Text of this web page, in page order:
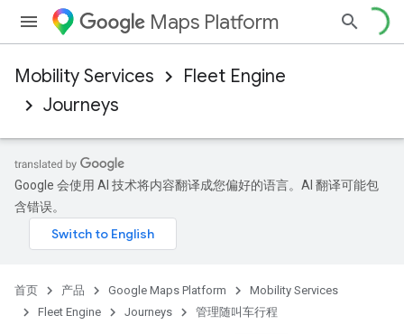
Maps Platform
Mobility Services
Fleet Engine
Journeys
Google 会使用 AI 技术将内容翻译成您偏好的语言。AI 翻译可能包
含错误。
首页 产品 Google Maps Platform
Mobility Services
Fleet Engine
Journeys 管理随叫车行程